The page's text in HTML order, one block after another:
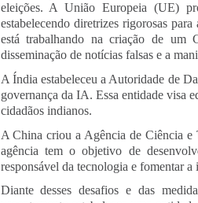
eleições. A União Europeia (UE)
estabelecendo diretrizes rigorosas
está trabalhando na criação de um
disseminação de notícias falsas e a
A Índia estabeleceu a Autoridade de
governança da IA. Essa entidade visa
cidadãos indianos.
A China criou a Agência de Ciência e
agência tem o objetivo de
responsável da tecnologia e fomentar a
Diante desses desafios e das